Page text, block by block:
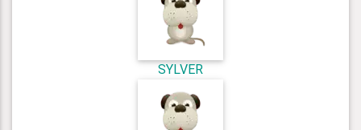
SYLVER